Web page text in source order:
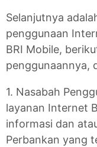
Selanjutnya
penggunaan
BRI Mobile,
penggunaannya,
1. Nasabah
layanan Internet
informasi dan
Perbankan yang